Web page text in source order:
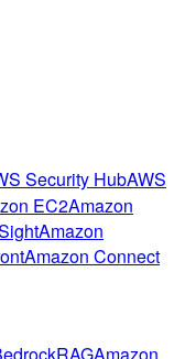
Security HubAWS
EC2Amazon
Amazon
Amazon Connect